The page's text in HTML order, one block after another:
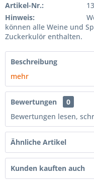
Artikel-Nr.:
Hinweis:
können alle Weine und
Zuckerkulör enthalten.
Beschreibung
mehr
Bewertungen
0
Bewertungen lesen,
Ähnliche Artikel
Kunden kauften auch